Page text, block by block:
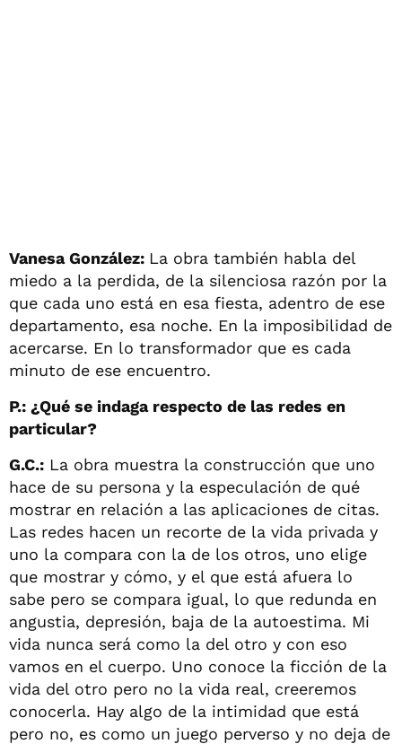
Vanesa González: La obra también habla del
miedo a la perdida, de la silenciosa razón por la
que cada uno está en esa fiesta, adentro de ese
departamento, esa noche. En la imposibilidad de
acercarse. En lo transformador que es cada
minuto de ese encuentro.
P.: ¿Qué se indaga respecto de las redes en
particular?
G.C.: La obra muestra la construcción que uno
hace de su persona y la especulación de qué
mostrar en relación a las aplicaciones de citas.
Las redes hacen un recorte de la vida privada y
uno la compara con la de los otros, uno elige
que mostrar y cómo, y el que está afuera lo
sabe pero se compara igual, lo que redunda en
angustia, depresión, baja de la autoestima. Mi
vida nunca será como la del otro y con eso
vamos en el cuerpo. Uno conoce la ficción de la
vida del otro pero no la vida real, creeremos
conocerla. Hay algo de la intimidad que está
pero no, es como un juego perverso y no deja de